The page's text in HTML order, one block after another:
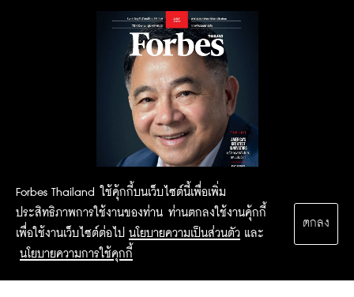
Forbes Thailand ใช้คุ้กกี้บนเว็บไซต์นี้เพื่อเพิ่ม
ประสิทธิภาพการใช้งานของท่าน ท่านตกลงใช้งานคุ้กกี้
เพื่อใช้งานเว็บไซต์ต่อไป นโยบายความเป็นส่วนตัว และ
นโยบายความการใช้คุกกี้
ตกลง
2015 Forbesthailand.com ALL RIGHTS RESERVED